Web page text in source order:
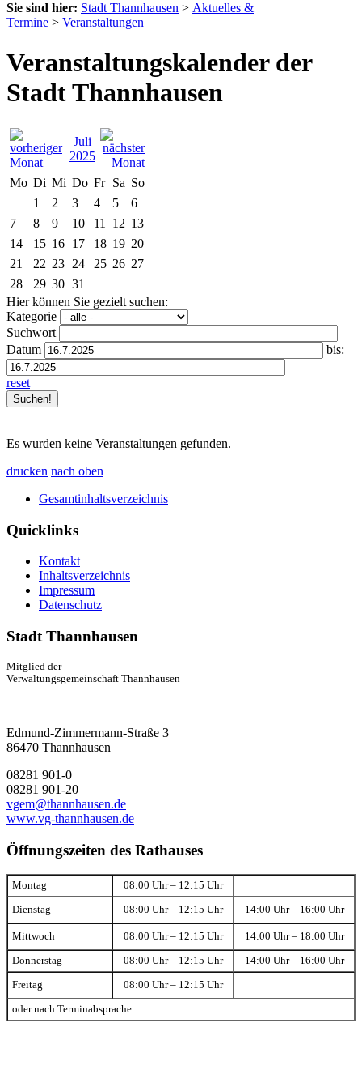
Sie sind hier: Stadt Thannhausen > Aktuelles &
Termine > Veranstaltungen
Veranstaltungskalender der
Stadt Thannhausen
Juli
2025
Mo Di Mi Do Fr Sa So
1
2 3 4 5
6
7
8 9 10 11 12 13
14
15 16 17 18 19 20
21
22 23 24 25 26 27
28
29 30 31
Hier können Sie gezielt suchen:
Kategorie
Suchwort
Datum
bis:
reset
Es wurden keine Veranstaltungen gefunden.
drucken nach oben
Gesamtinhaltsverzeichnis
Quicklinks
Kontakt
Inhaltsverzeichnis
Impressum
Datenschutz
Stadt Thannhausen
Mitglied der
Verwaltungsgemeinschaft Thannhausen
Edmund-Zimmermann-Straße 3
86470 Thannhausen
08281 901-0
08281 901-20
vgem@thannhausen.de
www.vg-thannhausen.de
Öffnungszeiten des Rathauses
Montag 08:00 Uhr – 12:15 Uhr
Dienstag 08:00 Uhr – 12:15 Uhr 14:00 Uhr – 16:00 Uhr
Mittwoch 08:00 Uhr – 12:15 Uhr 14:00 Uhr – 18:00 Uhr
Donnerstag 08:00 Uhr – 12:15 Uhr 14:00 Uhr – 16:00 Uhr
Freitag 08:00 Uhr – 12:15 Uhr
oder nach Terminabsprache